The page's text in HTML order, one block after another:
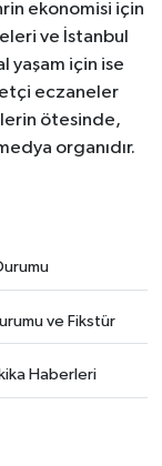
ekonomisi için
ve İstanbul
yaşam için ise
eczaneler
ötesinde,
organıdır.
ve Fikstür
Haberleri